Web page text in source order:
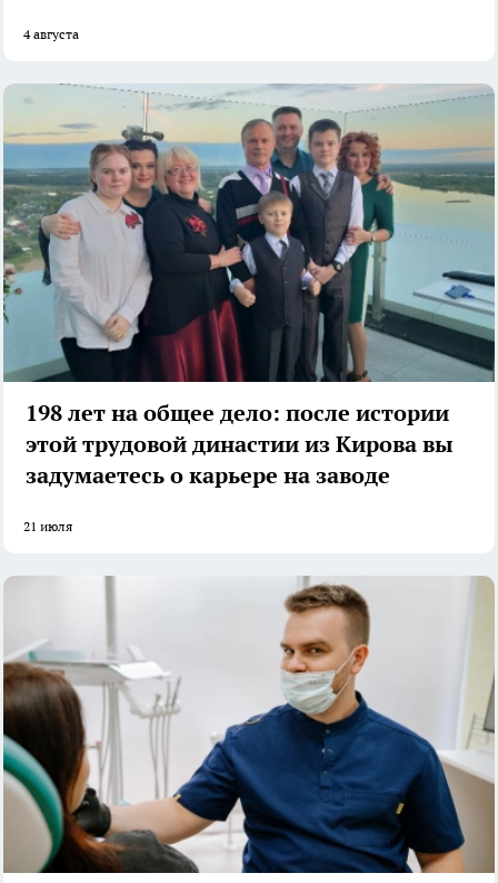
4 августа
198 лет на общее дело: после истории
этой трудовой династии из Кирова вы
задумаетесь о карьере на заводе
21 июля